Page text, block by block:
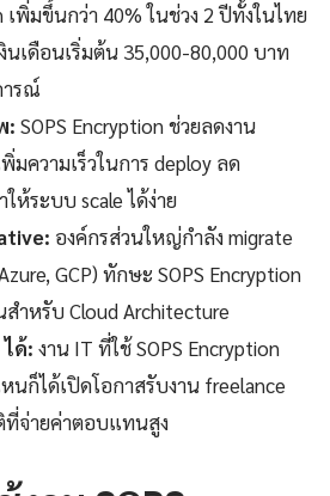
เพิ่มขึ้นกว่า 40% ในช่วง 2 ปีทั้งในไทย
นเดือนเริ่มต้น 35,000-80,000 บาท
รณ์
: SOPS Encryption ช่วยลดงาน
มความเร็วในการ deploy ลด
ห้ระบบ scale ได้ง่าย
องค์กรส่วนใหญ่กำลัง migrate
GCP) ทักษะ SOPS Encryption
ำหรับ Cloud Architecture
ด้: งาน IT ที่ใช้ SOPS Encryption
นก็ได้เปิดโอกาสรับงาน freelance
ที่จ่ายค่าตอบแทนสูง